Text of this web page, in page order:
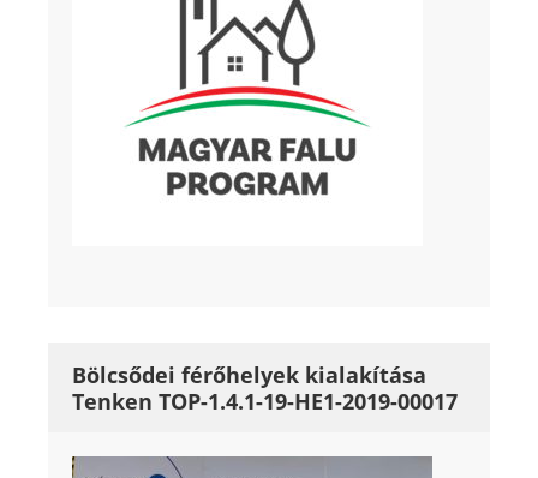
Bölcsődei férőhelyek kialakítása
Tenken TOP-1.4.1-19-HE1-2019-00017